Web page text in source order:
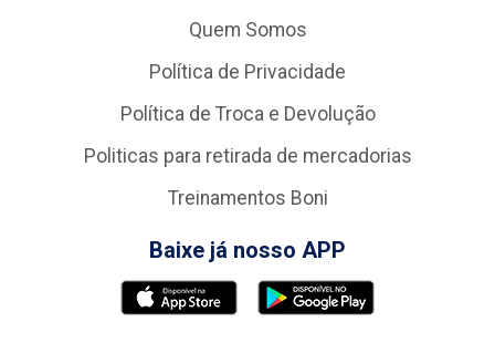
Quem Somos
Política de Privacidade
Política de Troca e Devolução
Politicas para retirada de mercadorias
Treinamentos Boni
Baixe já nosso APP